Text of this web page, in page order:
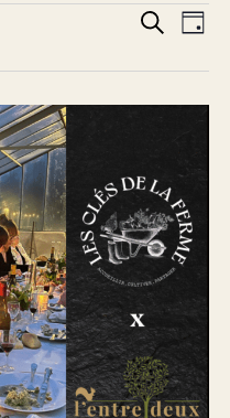
et
vues
Recherche
Jour